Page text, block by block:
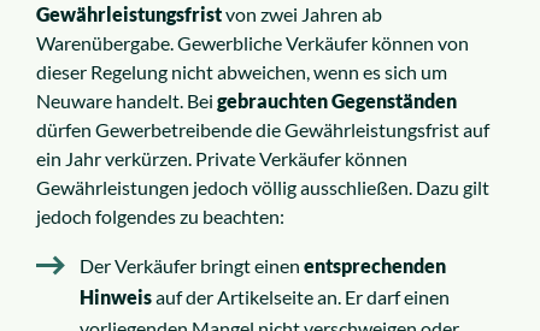
Gewährleistungsfristvon zwei Jahren ab
Warenübergabe. Gewerbliche Verkäufer können von
dieser Regelung nicht abweichen, wenn es sich um
Neuware handelt. Bei gebrauchten Gegenständen
dürfen Gewerbetreibende die Gewährleistungsfrist auf
ein Jahr verkürzen. Private Verkäufer können
Gewährleistungen jedoch völlig ausschließen. Dazu gilt
jedoch folgendes zu beachten:
Der Verkäufer bringt einen entsprechenden
Hinweisauf der Artikelseite an. Er darf einen